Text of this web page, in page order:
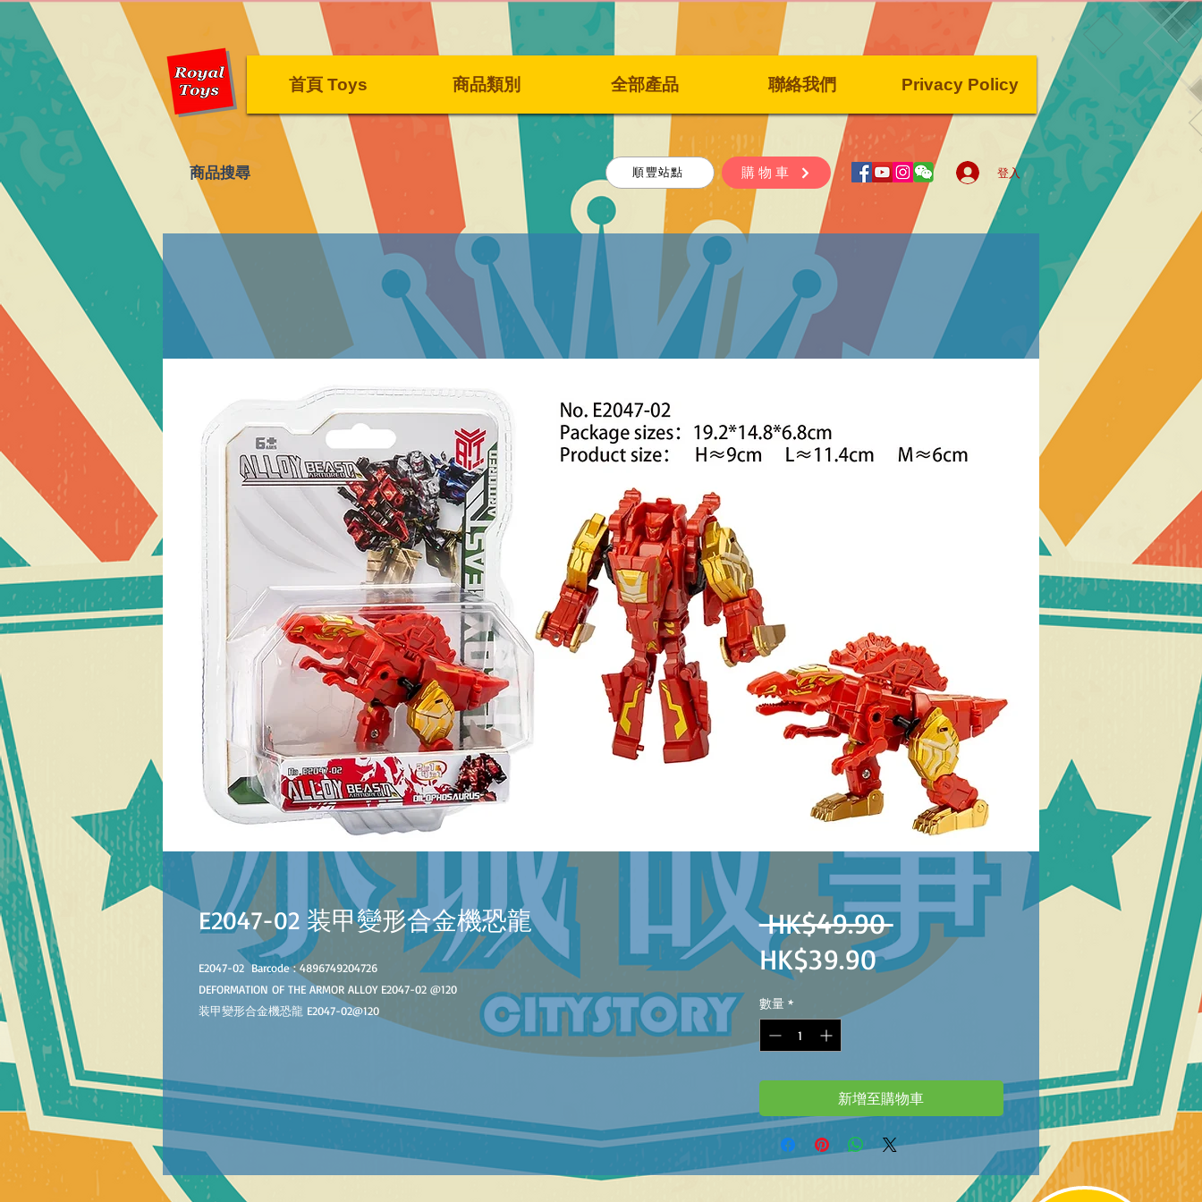
首頁 Toys 商品類別 全部產品 聯絡我們 Privacy Policy
​商品搜尋 順豐站點 購物車 登入
E2047-02 装甲變形合金機恐龍
E2047-02 Barcode : 4896749204726
DEFORMATION OF THE ARMOR ALLOY E2047-02 @120
装甲變形合金機恐龍 E2047-02@120
HK$49.90 一
般
價
HK$39.90促
銷
格
數量 *
新增至購物車